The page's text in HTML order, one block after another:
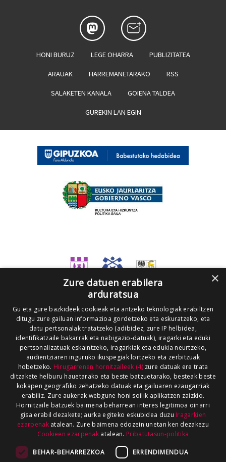
HONI BURUZ LEGE OHARRA PUBLIZITATEA
ARAUAK HARREMANETARAKO RSS
SALAKETEN KANALA GOIENA TALDEA
GUREKIN LAN EGIN
×
Zure datuen erabilera
arduratsua
Gu eta gure bazkideek cookieak eta antzeko teknologiak erabiltzen
ditugu zure gailuan informazioa gordetzeko eta eskuratzeko, eta
datu pertsonalak tratatzeko (adibidez, zure IP helbidea,
identifikatzaile bakarrak eta nabigazio-datuak), iragarki eta eduki
pertsonalizatuak eskaintzeko, iragarkiak eta edukia neurtzeko,
audientziaren inguruko ikuspegiak lortzeko eta zerbitzuak
hobetzeko. Hirugarrenen hornitzaileek (4)zure datuak ere trata
ditzakete helburu hauetarako eta beste batzuetarako, besteak beste
kokapen geografiko zehatzeko datuak eta gailuaren ezaugarriak
erabiliz. Zure aukerak webgune honi soilik aplikatzen zaizkio.
Hornitzaile batzuek baimena beharrean interes legitimoa oinarri
gisa erabil dezakete; aurka egiteko eskubidea duzu Iragarkien
ezarpenakatalean. Zure baimena edozein unetan ken dezakezu
Cookieen ezarpenak atalean. Pribatutasun-politika
BEHAR-BEHARREZKOA ERRENDIMENDUA